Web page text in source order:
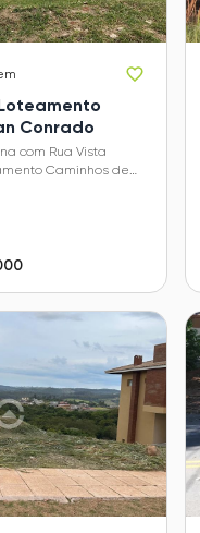
Conrado
com Rua Vista
Caminhos de